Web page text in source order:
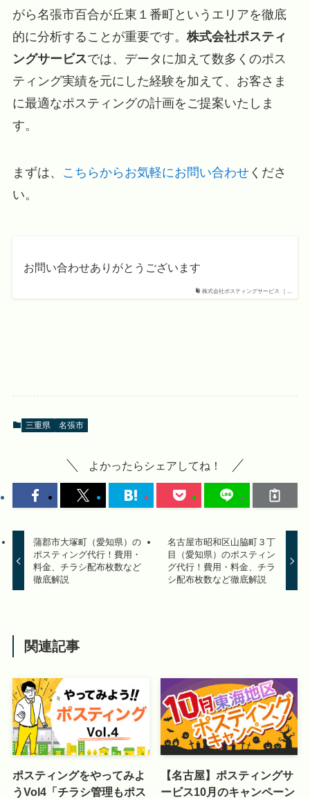
がら名張市百合が丘東１番町というエリアを徹底
的に分析することが重要です。 株式会社ポスティ
ングサービスでは、データに加えて数多くのポス
ティング実績を元にした経験を加えて、お客さま
に最適なポスティングの計画をご提案いたしま
す。
まずは、 こちらからお気軽にお問い合わせくださ
い。
株式会社ポスティングサービス ｜...
お問い合わせありがとうございます
三重県 名張市
よかったらシェアしてね！
蒲郡市大塚町（愛知県）の
ポスティング代行！費用・
料金、チラシ配布枚数など
徹底解説
名古屋市昭和区山脇町３丁
目（愛知県）のポスティン
グ代行！費用・料金、チラ
シ配布枚数など徹底解説
関連記事
ポスティングをやってみよ
うVol4「チラシ管理もポス
【名古屋】ポスティングサ
ービス10月のキャンペーン